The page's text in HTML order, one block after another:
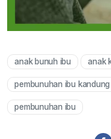
anak bunuh ibu anak
pembunuhan ibu kandung
pembunuhan ibu